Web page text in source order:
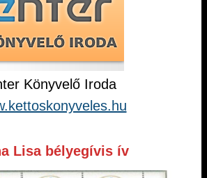
Könyvelő Iroda
Lisa bélyegívis ív